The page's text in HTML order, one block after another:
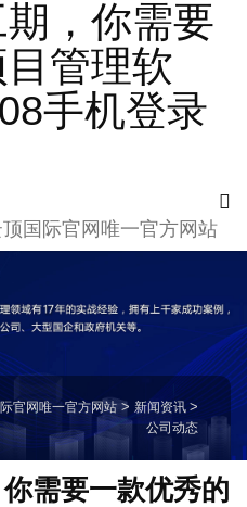
，你需要
管理软
手机登录
国际官网唯一官方网站
官网唯一官方网站 > 新闻资讯 >
公司动态
需要一款优秀的